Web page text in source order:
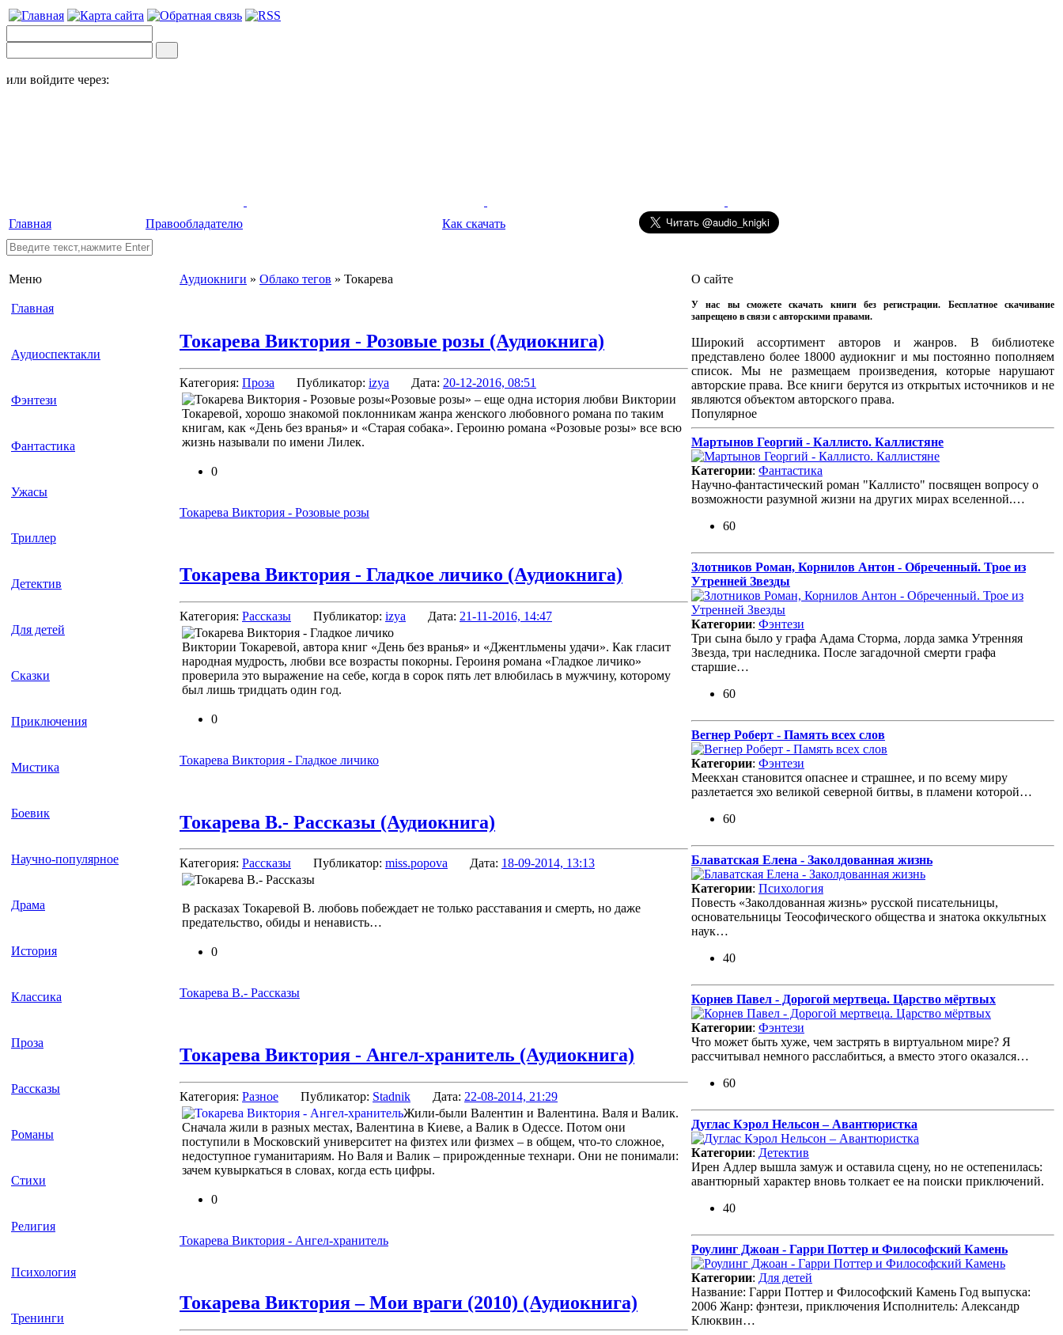
или войдите через:
Главная Правообладателю Как скачать
Меню
Главная
Аудиоспектакли
Фэнтези
Фантастика
Ужасы
Триллер
Детектив
Для детей
Сказки
Приключения
Мистика
Боевик
Научно-популярное
Драма
История
Классика
Проза
Рассказы
Романы
Стихи
Религия
Психология
Тренинги
Аудиокниги » Облако тегов » Токарева
Токарева Виктория - Розовые розы (Аудиокнига)
Категория: Проза Публикатор: izya Дата: 20-12-2016, 08:51
«Розовые розы» – еще одна история любви Виктории
Токаревой, хорошо знакомой поклонникам жанра женского любовного романа по таким
книгам, как «День без вранья» и «Старая собака». Героиню романа «Розовые розы» все всю
жизнь называли по имени Лилек.
0
Токарева Виктория - Розовые розы
Токарева Виктория - Гладкое личико (Аудиокнига)
Категория: Рассказы Публикатор: izya Дата: 21-11-2016, 14:47
Виктории Токаревой, автора книг «День без вранья» и «Джентльмены удачи». Как гласит
народная мудрость, любви все возрасты покорны. Героиня романа «Гладкое личико»
проверила это выражение на себе, когда в сорок пять лет влюбилась в мужчину, которому
был лишь тридцать один год.
0
Токарева Виктория - Гладкое личико
Токарева В.- Рассказы (Аудиокнига)
Категория: Рассказы Публикатор: miss.popova Дата: 18-09-2014, 13:13
В расказах Токаревой В. любовь побеждает не только расставания и смерть, но даже
предательство, обиды и ненависть…
0
Токарева В.- Рассказы
Токарева Виктория - Ангел-хранитель (Аудиокнига)
Категория: Разное Публикатор: Stadnik Дата: 22-08-2014, 21:29
Жили-были Валентин и Валентина. Валя и Валик.
Сначала жили в разных местах, Валентина в Киеве, а Валик в Одессе. Потом они
поступили в Московский университет на физтех или физмех – в общем, что-то сложное,
недоступное гуманитариям. Но Валя и Валик – прирожденные технари. Они не понимали:
зачем кувыркаться в словах, когда есть цифры.
0
Токарева Виктория - Ангел-хранитель
Токарева Виктория – Мои враги (2010) (Аудиокнига)
О сайте
У нас вы сможете скачать книги без регистрации. Бесплатное скачивание
запрещено в связи с авторскими правами.
Широкий ассортимент авторов и жанров. В библиотеке
представлено более 18000 аудиокниг и мы постоянно пополняем
список. Мы не размещаем произведения, которые нарушают
авторские права. Все книги берутся из открытых источников и не
являются объектом авторского права.
Популярное
Мартынов Георгий - Каллисто. Каллистяне
Категории: Фантастика
Научно-фантастический роман "Каллисто" посвящен вопросу о
возможности разумной жизни на других мирах вселенной.…
60
Злотников Роман, Корнилов Антон - Обреченный. Трое из
Утренней Звезды
Категории: Фэнтези
Три сына было у графа Адама Сторма, лорда замка Утренняя
Звезда, три наследника. После загадочной смерти графа
старшие…
60
Вегнер Роберт - Память всех слов
Категории: Фэнтези
Меекхан становится опаснее и страшнее, и по всему миру
разлетается эхо великой северной битвы, в пламени которой…
60
Блаватская Елена - Заколдованная жизнь
Категории: Психология
Повесть «Заколдованная жизнь» русской писательницы,
основательницы Теософического общества и знатока оккультных
наук…
40
Корнев Павел - Дорогой мертвеца. Царство мёртвых
Категории: Фэнтези
Что может быть хуже, чем застрять в виртуальном мире? Я
рассчитывал немного расслабиться, а вместо этого оказался…
60
Дуглас Кэрол Нельсон – Авантюристка
Категории: Детектив
Ирен Адлер вышла замуж и оставила сцену, но не остепенилась:
авантюрный характер вновь толкает ее на поиски приключений.
40
Роулинг Джоан - Гарри Поттер и Философский Камень
Категории: Для детей
Название: Гарри Поттер и Философский Камень Год выпуска:
2006 Жанр: фэнтези, приключения Исполнитель: Александр
Клюквин…